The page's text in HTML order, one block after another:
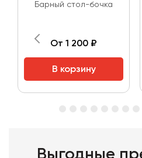
Барный стол-бочка
От 1 200 ₽
В корзину
Выгодные